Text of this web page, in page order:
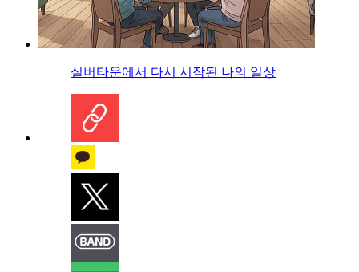
실버타운에서 다시 시작된 나의 일상